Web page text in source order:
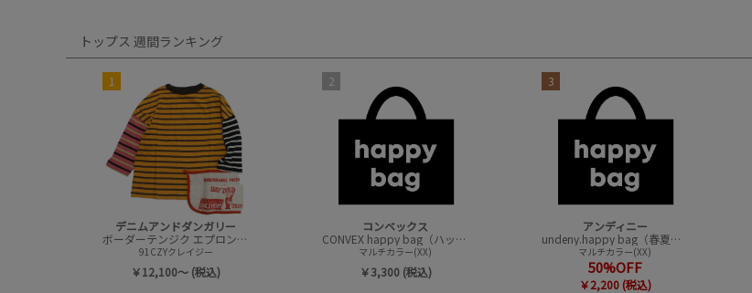
トップス 週間ランキング
1
デニムアンドダンガリー
ボーダーテンジク エプロンツキ L/S TEE(8分袖)
91CZYクレイジー
￥12,100～ (税込)
2
コンベックス
CONVEX happy bag（ハッピーバック）
マルチカラー(XX)
￥3,300 (税込)
3
アンディニー
undeny.happy bag（春夏アイテムハッピーバック）
マルチカラー(XX)
50%OFF
￥2,200 (税込)